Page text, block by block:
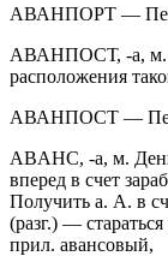
АВАНПОРТ —
АВАНПОСТ, -а, м.
расположения
АВАНПОСТ —
ABAHC, -a, м.
вперед в счет
Получить а. А. в
(разг.) —
прил. авансовый,